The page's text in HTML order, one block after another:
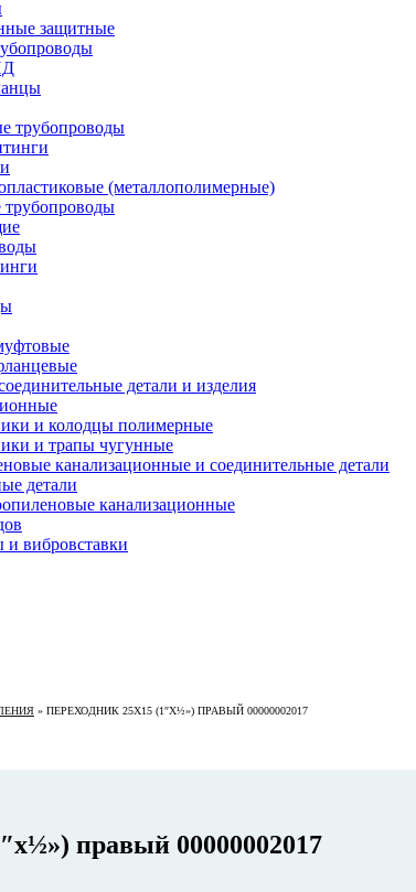
защитные
трубопроводы
(металлополимерные)
детали и изделия
и колодцы полимерные
и трапы чугунные
канализационные и соединительные детали
детали
канализационные
вибровставки
» ПЕРЕХОДНИК 25Х15 (1″Х½») ПРАВЫЙ 00000002017
правый 00000002017